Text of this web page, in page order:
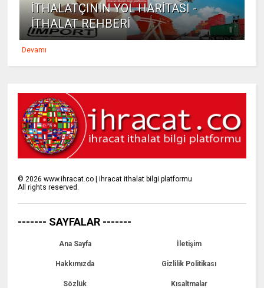
İTHALATÇININ YOL HARİTASI -
İTHALAT REHBERİ
Devamı
© 2026 www.ihracat.co | ihracat ithalat bilgi platformu
All rights reserved.
------- SAYFALAR -------
Ana Sayfa İletişim
Hakkımızda Gizlilik Politikası
Sözlük Kısaltmalar